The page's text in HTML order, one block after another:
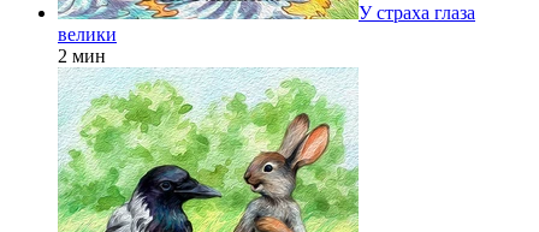
У страха глаза
велики
2 мин